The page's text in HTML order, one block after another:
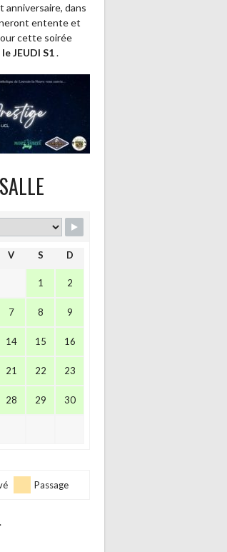
anniversaire, dans
entente et
cette soirée
JEUDI S1.
V S D
1 2
7 8 9
14 15 16
21 22 23
28 29 30
Passage